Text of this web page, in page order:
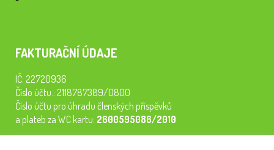
FAKTURAČNÍ ÚDAJE
IČ: 22720936
Číslo účtu.: 2118787389/0800
Číslo účtu pro úhradu členských příspěvků
a plateb za WC kartu: 2600595086/2010